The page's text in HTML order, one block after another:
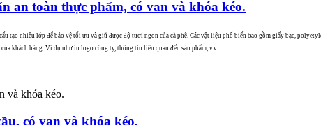
an toàn thực phẩm, có van và khóa kéo.
tạo nhiều lớp để bảo vệ tối ưu và giữ được độ tươi ngon của cà phê. Các vật liệu phổ biến bao gồm giấy bạc,
khách hàng. Ví dụ như in logo công ty, thông tin liên quan đến sản phẩm, v.v.
có van và khóa kéo.